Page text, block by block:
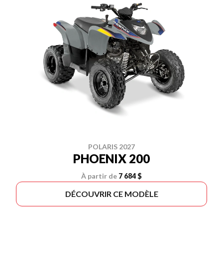
POLARIS 2027
PHOENIX 200
À partir de 7 684 $
DÉCOUVRIR CE MODÈLE